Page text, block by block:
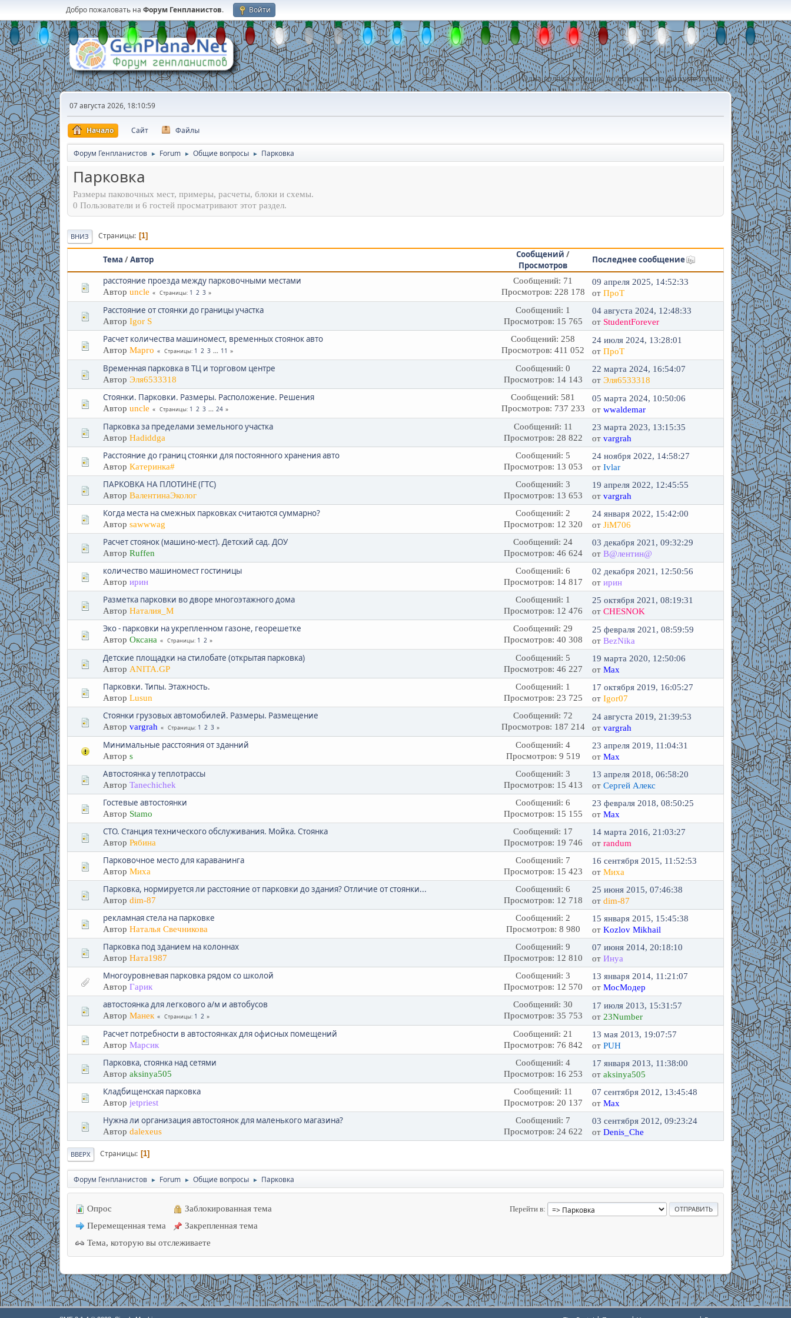
Добро пожаловать на Форум Генпланистов. Войти
Одна голова хорошо, но спросить на форуме лучше !
07 августа 2026, 18:10:59
Начало Сайт Файлы
Форум Генпланистов ► Forum ► Общие вопросы ► Парковка
Парковка
Размеры паковочных мест, примеры, расчеты, блоки и схемы.
0 Пользователи и 6 гостей просматривают этот раздел.
ВНИЗ Страницы 1
Тема /Автор
Сообщений /
Просмотров
Последнее сообщение
расстояние проезда между парковочными местами
Автор uncle Страницы 1 2 3
Сообщений: 71
Просмотров: 228 178
09 апреля 2025, 14:52:33
отПроТ
Расстояние от стоянки до границы участка
Автор Igor S
Сообщений: 1
Просмотров: 15 765
04 августа 2024, 12:48:33
от StudentForever
Расчет количества машиномест, временных стоянок авто
Автор Марго Страницы 1 2 3 ... 11
Сообщений: 258
Просмотров: 411 052
24 июля 2024, 13:28:01
отПроТ
Временная парковка в ТЦ и торговом центре
Автор Эля6533318
Сообщений: 0
Просмотров: 14 143
22 марта 2024, 16:54:07
отЭля6533318
Стоянки. Парковки. Размеры. Расположение. Решения
Автор uncle Страницы 1 2 3 ... 24
Сообщений: 581
Просмотров: 737 233
05 марта 2024, 10:50:06
отwwaldemar
Парковка за пределами земельного участка
Автор Hadiddga
Сообщений: 11
Просмотров: 28 822
23 марта 2023, 13:15:35
отvargrah
Расстояние до границ стоянки для постоянного хранения авто
Автор Катеринка#
Сообщений: 5
Просмотров: 13 053
24 ноября 2022, 14:58:27
отIvlar
ПАРКОВКА НА ПЛОТИНЕ (ГТС)
Автор ВалентинаЭколог
Сообщений: 3
Просмотров: 13 653
19 апреля 2022, 12:45:55
отvargrah
Когда места на смежных парковках считаются суммарно?
Автор sawwwag
Сообщений: 2
Просмотров: 12 320
24 января 2022, 15:42:00
отJiM706
Расчет стоянок (машино-мест). Детский сад. ДОУ
Автор Ruffen
Сообщений: 24
Просмотров: 46 624
03 декабря 2021, 09:32:29
отВ@лентин@
количество машиномест гостиницы
Автор ирин
Сообщений: 6
Просмотров: 14 817
02 декабря 2021, 12:50:56
отирин
Разметка парковки во дворе многоэтажного дома
Автор Наталия_М
Сообщений: 1
Просмотров: 12 476
25 октября 2021, 08:19:31
отCHESNOK
Эко - парковки на укрепленном газоне, георешетке
Автор Оксана Страницы 1 2
Сообщений: 29
Просмотров: 40 308
25 февраля 2021, 08:59:59
отBezNika
Детские площадки на стилобате (открытая парковка)
Автор АNITA.GP
Сообщений: 5
Просмотров: 46 227
19 марта 2020, 12:50:06
отMax
Парковки. Типы. Этажность.
Автор Lusun
Сообщений: 1
Просмотров: 23 725
17 октября 2019, 16:05:27
отIgor07
Стоянки грузовых автомобилей. Размеры. Размещение
Автор vargrah Страницы 1 2 3
Сообщений: 72
Просмотров: 187 214
24 августа 2019, 21:39:53
отvargrah
Минимальные расстояния от зданний
Автор s
Сообщений: 4
Просмотров: 9 519
23 апреля 2019, 11:04:31
отMax
Автостоянка у теплотрассы
Автор Tanechichek
Сообщений: 3
Просмотров: 15 413
13 апреля 2018, 06:58:20
отСергей Алекс
Гостевые автостоянки
Автор Stamo
Сообщений: 6
Просмотров: 15 155
23 февраля 2018, 08:50:25
отMax
СТО. Станция технического обслуживания. Мойка. Стоянка
Автор Рябина
Сообщений: 17
Просмотров: 19 746
14 марта 2016, 21:03:27
отrandum
Парковочное место для караванинга
Автор Миха
Сообщений: 7
Просмотров: 15 423
16 сентября 2015, 11:52:53
отМиха
Парковка, нормируется ли расстояние от парковки до здания? Отличие от стоянки...
Автор dim-87
Сообщений: 6
Просмотров: 12 718
25 июня 2015, 07:46:38
отdim-87
рекламная стела на парковке
Автор Наталья Свечникова
Сообщений: 2
Просмотров: 8 980
15 января 2015, 15:45:38
отKozlov Mikhail
Парковка под зданием на колоннах
Автор Ната1987
Сообщений: 9
Просмотров: 12 810
07 июня 2014, 20:18:10
отИнуа
Многоуровневая парковка рядом со школой
Автор Гарик
Сообщений: 3
Просмотров: 12 570
13 января 2014, 11:21:07
отМосМодер
автостоянка для легкового а/м и автобусов
Автор Манек Страницы 1 2
Сообщений: 30
Просмотров: 35 753
17 июля 2013, 15:31:57
от 23Number
Расчет потребности в автостоянках для офисных помещений
Автор Марсик
Сообщений: 21
Просмотров: 76 842
13 мая 2013, 19:07:57
отPUH
Парковка, стоянка над сетями
Автор aksinya505
Сообщений: 4
Просмотров: 16 253
17 января 2013, 11:38:00
отaksinya505
Кладбищенская парковка
Автор jetpriest
Сообщений: 11
Просмотров: 20 137
07 сентября 2012, 13:45:48
отMax
Нужна ли организация автостоянок для маленького магазина?
Автор dalexeus
Сообщений: 7
Просмотров: 24 622
03 сентября 2012, 09:23:24
отDenis_Che
ВВЕРХ Страницы 1
Форум Генпланистов ► Forum ► Общие вопросы ► Парковка
Перейти в
Опрос
Перемещенная тема
Заблокированная тема
Закрепленная тема
Тема, которую вы отслеживаете